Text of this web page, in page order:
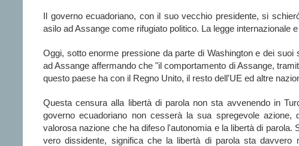
Il governo ecuadoriano, con il suo vecchio presidente, si
asilo ad Assange come rifugiato politico. La legge internazionale
Oggi, sotto enorme pressione da parte di Washington e dei
ad Assange affermando che "il comportamento di Assange,
questo paese ha con il Regno Unito, il resto dell'UE ed altre
Questa censura alla libertà di parola non sta avvenendo in
governo ecuadoriano non cesserà la sua spregevole
valorosa nazione che ha difeso l'autonomia e la libertà di
vero dissidente, significa che la libertà di parola sta